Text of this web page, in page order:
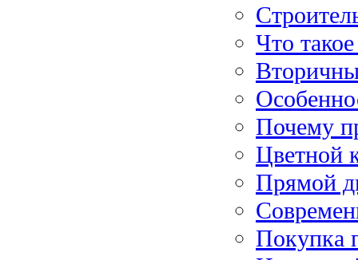
Что
Почему
Цветной
Прямой
Покупка